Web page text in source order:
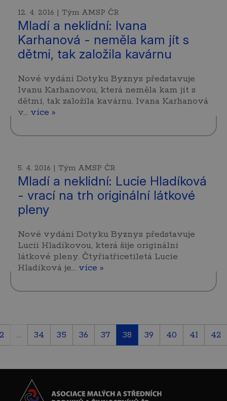
12. 4. 2016 | Tým AMSP ČR
Mladí a neklidní: Ivana
Karhanová - neměla kam jít s
dětmi, tak založila kavárnu
Nové vydání Dotyku Byznys představuje
Ivanu Karhanovou, která neměla kam jít s
dětmi, tak založila kavárnu. Ivana Karhanová
v… více »
5. 4. 2016 | Tým AMSP ČR
Mladí a neklidní: Lucie Hladíková
- vrací na trh originální látkové
pleny
Nové vydání Dotyku Byznys představuje
Lucii Hladíkovou, která šije originální
látkové pleny. Čtyřiatřicetiletá Lucie
Hladíková je… více »
... 34 35 36 37 38 39 40 41 42